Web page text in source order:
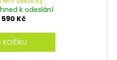
k odeslání
590 Kč
KOŠÍKU